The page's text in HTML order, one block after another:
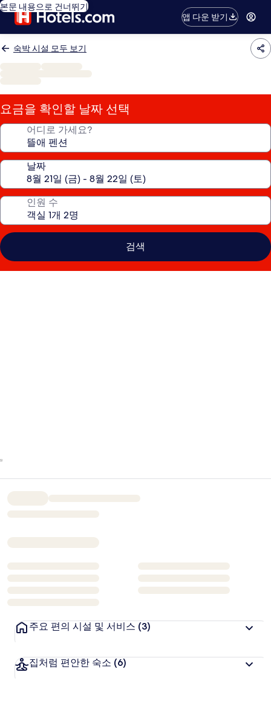
본문 내용으로 건너뛰기
앱 다운 받기
숙박 시설 모두 보기
요금을 확인할 날짜 선택
어디로 가세요?
날짜
인원 수
검색
주요 편의 시설 및 서비스 (3)
집처럼 편안한 숙소 (6)